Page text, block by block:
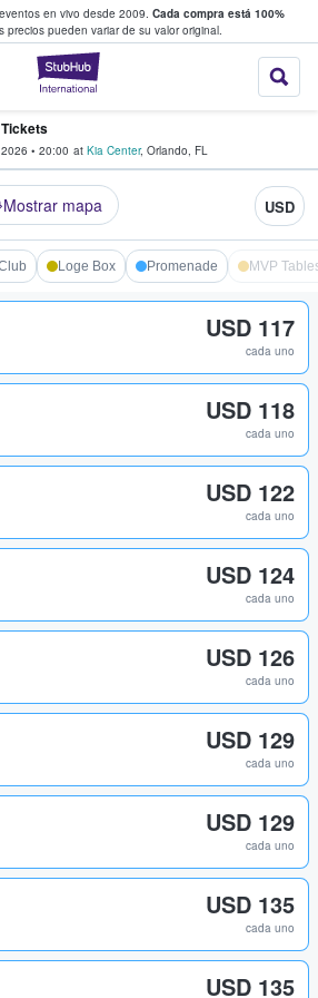
en vivo desde 2009. Cada compra está 100%
precios pueden variar de su valor original.
StubHub: donde
y venden boletos
• 20:00 at Kia Center, Orlando, FL
Mostrar mapa USD
Loge Box Promenade MVP
USD 117
cada uno
USD 118
cada uno
USD 122
cada uno
USD 124
cada uno
USD 126
cada uno
USD 129
cada uno
USD 129
cada uno
USD 135
cada uno
USD 135